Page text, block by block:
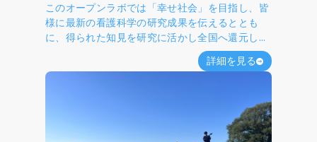
このオープンラボでは「幸せ社会」を目指し、皆
様に最新の看護科学の研究成果を伝えるととも
に、得られた知見を研究に活かし全国へ還元しま
詳細を見る